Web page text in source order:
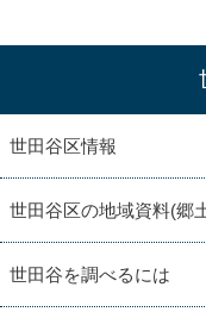
世田谷区情報
世田谷区の地域資料(郷
世田谷を調べるには